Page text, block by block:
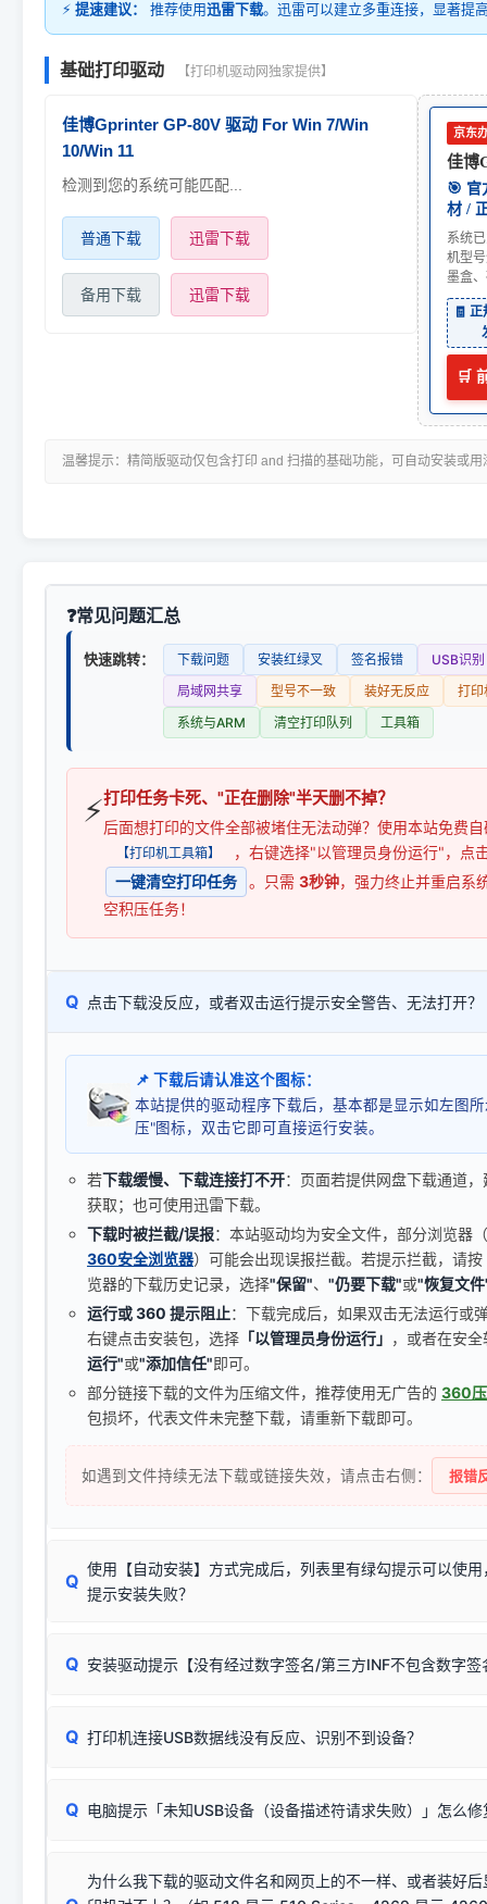
⚡ 提速建议： 推荐使用迅雷下载。迅雷可以建立多重连接，显著提
基础打印驱动 【打印机驱动网独家提供】
佳博Gprinter GP-80V 驱动 For Win 7/Win
10/Win 11
检测到您的系统可能匹配...
普通下载 迅雷下载
备用下载 迅雷下载
京东
佳博
🎯 官
材 /
系统
机型
墨盒
🧾
🛒
温馨提示：精简版驱动仅包含打印 and 扫描的基础功能，可自动安装或
常见问题汇总
快速跳转： 下载问题 安装红绿叉 签名报错
USB识别
局域网共享
型号不一致 装好无反应
打印
系统与ARM
清空打印队列 工具箱
⚡打印任务卡死、"正在删除"半天删不掉？
后面想打印的文件全部被堵住无法动弹？使用本站免费
【打印机工具箱】
，右键选择"以管理员身份运行"，点
一键清空打印任务
。只需 3秒钟，强力终止并重启系
空积压任务！
Q 点击下载没反应，或者双击运行提示安全警告、无法打开？
📌 下载后请认准这个图标：
本站提供的驱动程序下载后，基本都是显示如左图
压"图标，双击它即可直接运行安装。
若下载缓慢、下载连接打不开：页面若提供网盘下载通道
获取；也可使用迅雷下载。
下载时被拦截/误报：本站驱动均为安全文件，部分浏览器
360安全浏览器）可能会出现误报拦截。若提示拦截，请按
览器的下载历史记录，选择"保留"、 "仍要下载"或"恢复文
运行或 360 提示阻止：下载完成后，如果双击无法运行或
右键点击安装包，选择 「以管理员身份运行」 ，或者在安
运行"或"添加信任"即可。
部分链接下载的文件为压缩文件，推荐使用无广告的 360
包损坏，代表文件未完整下载，请重新下载即可。
如遇到文件持续无法下载或链接失效，请点击右侧： 报错
Q
使用【自动安装】方式完成后，列表里有绿勾提示可以使
提示安装失败？
由于本站驱动包集成了32位和64位驱动，自动安装程序在运
✔ 可以使用了
：代表与您当
（被自动跳过），并不影响正
窗口去打印测试即可。
Q 安装驱动提示【没有经过数字签名/第三方INF不包含数字
往往会弹出此类提示。
系统（如 Win10/Win11 最新版）已彻底不再识别老旧驱
致安装失败。请尝试以下方案：
容，而非文件安全性问题。
Q 打印机连接USB数据线没有反应、识别不到设备？
首先确认打印机电源已开启，USB数据线两端已完全插紧；
供电不足极易导致识别失败）；
Q 电脑提示「未知USB设备（设备描述符请求失败）」怎么修
查硬件连接：
为什么我下载的驱动文件名和网页上的不一样、或者装好